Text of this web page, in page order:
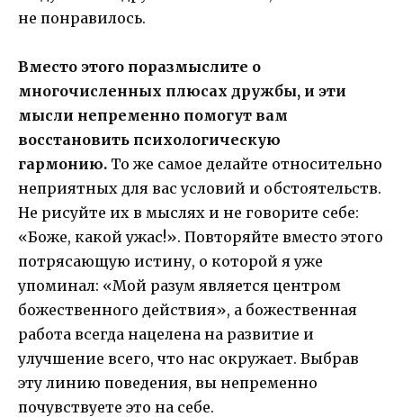
не понравилось.
Вместо этого поразмыслите о
многочисленных плюсах дружбы, и эти
мысли непременно помогут вам
восстановить психологическую
гармонию. То же самое делайте относительно
неприятных для вас условий и обстоятельств.
Не рисуйте их в мыслях и не говорите себе:
«Боже, какой ужас!». Повторяйте вместо этого
потрясающую истину, о которой я уже
упоминал: «Мой разум является центром
божественного действия», а божественная
работа всегда нацелена на развитие и
улучшение всего, что нас окружает. Выбрав
эту линию поведения, вы непременно
почувствуете это на себе.